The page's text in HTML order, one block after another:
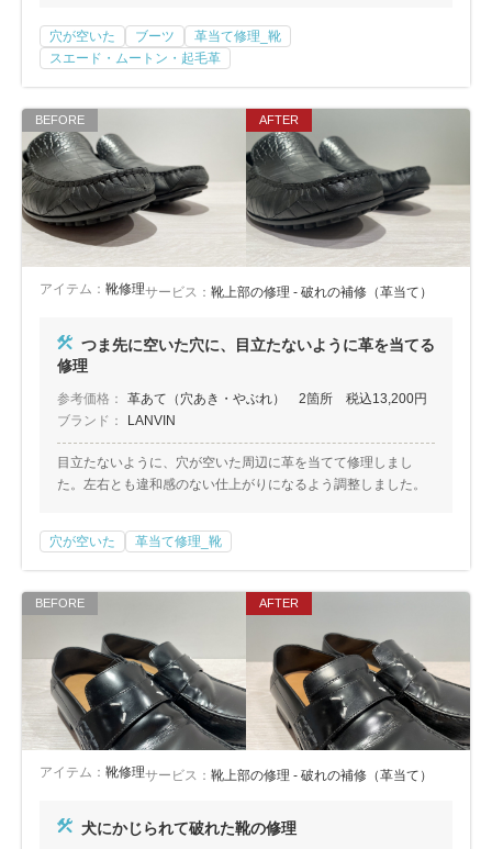
穴が空いた ブーツ
革当て修理_靴
スエード・ムートン・起毛革
アイテム： 靴修理サービス： 靴上部の修理 - 破れの補修（革当て）
つま先に空いた穴に、目立たないように革を当てる
修理
参考価格：
革あて（穴あき・やぶれ） 2箇所 税込13,200円
ブランド：
LANVIN
目立たないように、穴が空いた周辺に革を当てて修理しまし
た。左右とも違和感のない仕上がりになるよう調整しました。
穴が空いた 革当て修理_靴
アイテム： 靴修理サービス： 靴上部の修理 - 破れの補修（革当て）
犬にかじられて破れた靴の修理